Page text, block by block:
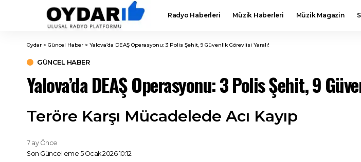
Radyo Haberleri Müzik Haberleri Müzik Magazin
Oydar > Güncel Haber > Yalova’da DEAŞ Operasyonu: 3 Polis Şehit, 9 Güvenlik Görevlisi Yaralı!
GÜNCEL HABER
Yalova’da DEAŞ Operasyonu: 3 Polis Şehit, 9
Teröre Karşı Mücadelede Acı Kayıp
Son Güncelleme 5 Ocak 2026 10:12
7 ay Önce